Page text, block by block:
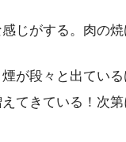
じがする。肉の
が段々と出てい
てきている！次